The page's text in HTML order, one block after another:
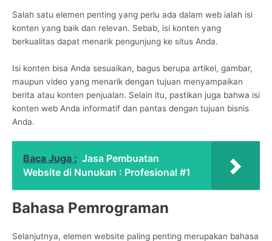
Salah satu elemen penting yang perlu ada dalam web ialah isi
konten yang baik dan relevan. Sebab, isi konten yang
berkualitas dapat menarik pengunjung ke situs Anda.
Isi konten bisa Anda sesuaikan, bagus berupa artikel, gambar,
maupun video yang menarik dengan tujuan menyampaikan
berita atau konten penjualan. Selain itu, pastikan juga bahwa isi
konten web Anda informatif dan pantas dengan tujuan bisnis
Anda.
Baca Juga : Jasa Pembuatan
Website di Nunukan : Profesional #1
Bahasa Pemrograman
Selanjutnya, elemen website paling penting merupakan bahasa